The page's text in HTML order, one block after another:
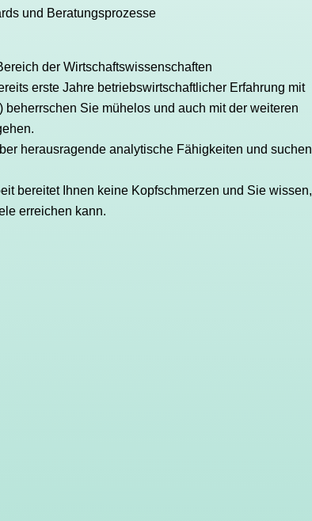
und Beratungsprozesse
der Wirtschaftswissenschaften
erste Jahre betriebswirtschaftlicher Erfahrung mit
Sie mühelos und auch mit der weiteren
herausragende analytische Fähigkeiten und suchen
bereitet Ihnen keine Kopfschmerzen und Sie wissen,
erreichen kann.